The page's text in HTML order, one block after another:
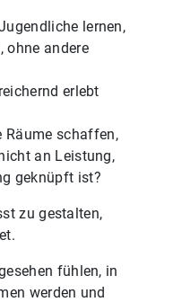
lernen,
ohne andere
erlebt
Räume schaffen,
an Leistung,
geknüpft ist?
zu gestalten,
fühlen, in
werden und